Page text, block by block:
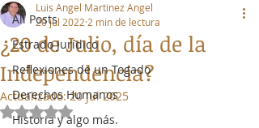
All Posts
Estrado Jurídico
Reflexiones de un Togado
Derechos Humanos
Historia y algo más.
¿20 de Julio, día de la
Independencia?
Luis Angel Martinez Angel
20 jul 2022 2 min de lectura
Actualizado:20 jul 2025
Obtuvo NaN de 5 estrellas.